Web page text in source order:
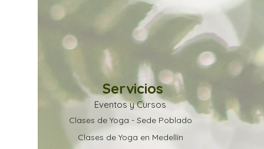
Servicios
Eventos y Cursos
Clases de Yoga - Sede Poblado
Clases de Yoga en Medellín